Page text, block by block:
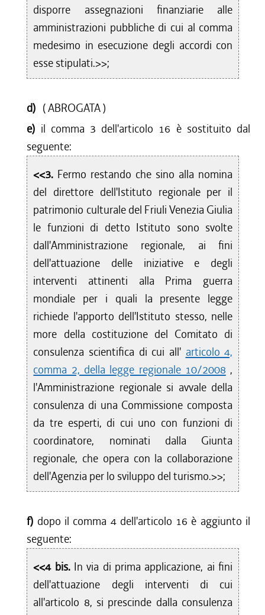
disporre assegnazioni finanziarie alle
amministrazioni pubbliche di cui al comma
medesimo in esecuzione degli accordi con
esse stipulati.>>;
d) ( ABROGATA )
e) il comma 3 dell'articolo 16 è sostituito dal
seguente:
<<3. Fermo restando che sino alla nomina
del direttore dell'Istituto regionale per il
patrimonio culturale del Friuli Venezia Giulia
le funzioni di detto Istituto sono svolte
dall'Amministrazione regionale, ai fini
dell'attuazione delle iniziative e degli
interventi attinenti alla Prima guerra
mondiale per i quali la presente legge
richiede l'apporto dell'Istituto stesso, nelle
more della costituzione del Comitato di
consulenza scientifica di cui all' articolo 4,
comma 2, della legge regionale 10/2008 ,
l'Amministrazione regionale si avvale della
consulenza di una Commissione composta
da tre esperti, di cui uno con funzioni di
coordinatore, nominati dalla Giunta
regionale, che opera con la collaborazione
dell'Agenzia per lo sviluppo del turismo.>>;
f) dopo il comma 4 dell'articolo 16 è aggiunto il
seguente:
<<4 bis. In via di prima applicazione, ai fini
dell'attuazione degli interventi di cui
all'articolo 8, si prescinde dalla consulenza